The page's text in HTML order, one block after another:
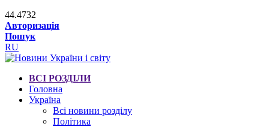
44.4732
Авторизація
Пошук
RU
ВСІ РОЗДІЛИ
Головна
Україна
Всі новини розділу
Політика